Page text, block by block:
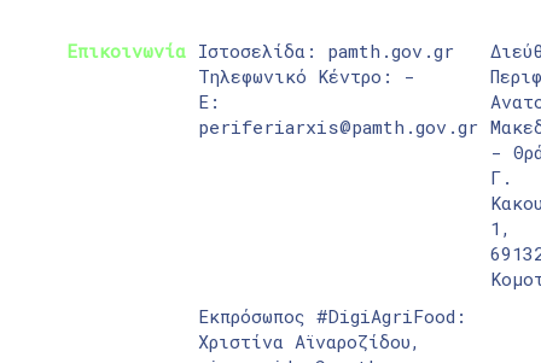
Επικοινωνία Ιστοσελίδα: pamth.gov.gr
Τηλεφωνικό Κέντρο: -
E:
periferiarxis@pamth.gov.gr
-
Γ.
1,
Εκπρόσωπος #DigiAgriFood:
Χριστίνα Αϊναροζίδου,